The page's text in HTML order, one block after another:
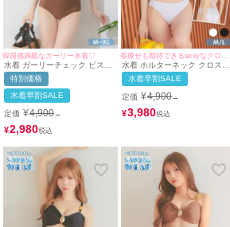
韓国感満載なガーリー水着♡
水着 ガーリーチェック ビスチ
ェ レースアップ フリル 体型カ
バー 韓国風 ハイウエスト ビキ
ニ (ピンク×ブラウン/若林萌々
着用)
特別価格
水着早割SALE
定価 ¥4,900→
¥2,980
水着 ホルターネック クロスデ
ザイン Vカット アメリカンス
リーブ ワンカラー ギャル ビキ
ニ (ホワイト/若林萌々着用)
水着早割SALE
定価 ¥4,900→
¥3,980